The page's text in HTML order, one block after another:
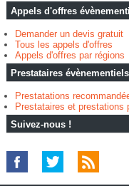
Appels d'offres
Demander un devis gratuit
Tous les appels d'offres
Appels d'offres par régions
Prestataires évènementiels
Prestatations
Prestataires et prestations
Suivez-nous !